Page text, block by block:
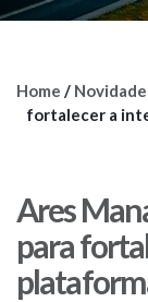
Home /
fortalecer a
Ares
para